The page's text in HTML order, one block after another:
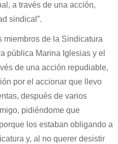
a través de una acción,
sindical”.
miembros de la Sindicatura
pública Marina Iglesias y el
de una acción repudiable,
por el accionar que llevo
después de varios
pidiéndome que
los estaban obligando a
y, al no querer desistir